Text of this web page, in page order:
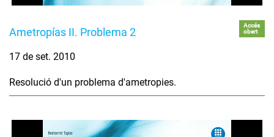
Ametropías II. Problema 2
Accés
obert
17 de set. 2010
Resolució d'un problema d'ametropies.